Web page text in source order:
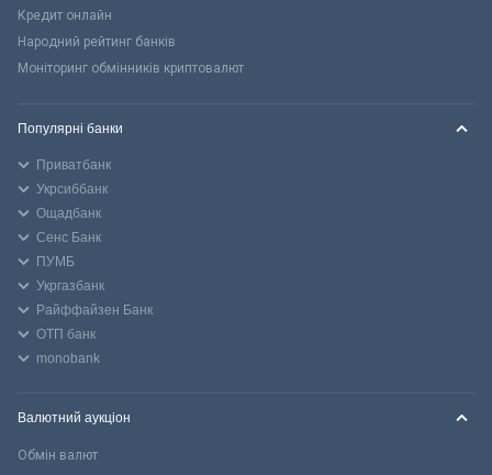
Кредит онлайн
Народний рейтинг банків
Моніторинг обмінників криптовалют
Популярні банки
Приватбанк
Укрсиббанк
Ощадбанк
Сенс Банк
ПУМБ
Укргазбанк
Райффайзен Банк
ОТП банк
monobank
Валютний аукціон
Обмін валют